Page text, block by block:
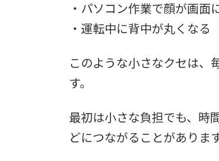
・パソコン作業で顔が画面
・運転中に背中が丸くなる
このような小さなクセは、
す。
最初は小さな負担でも、時
どにつながることがあります